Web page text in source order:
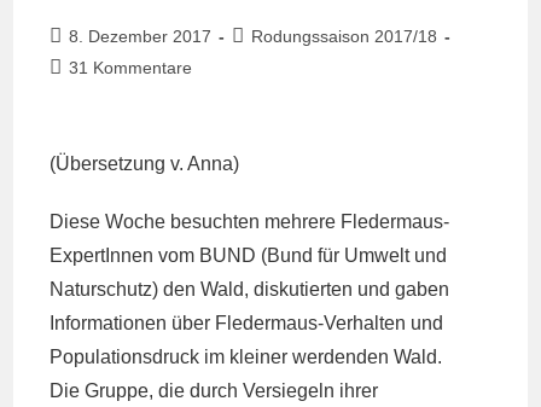
Beitrag
veröffentlicht:
8. Dezember 2017
Beitrags-
Rodungssaison 2017/18
Beitrags-
31 Kommentare
(Übersetzung v. Anna)
Diese Woche besuchten mehrere Fledermaus-
ExpertInnen vom BUND (Bund für Umwelt und
Naturschutz) den Wald, diskutierten und gaben
Informationen über Fledermaus-Verhalten und
Populationsdruck im kleiner werdenden Wald.
Die Gruppe, die durch Versiegeln ihrer